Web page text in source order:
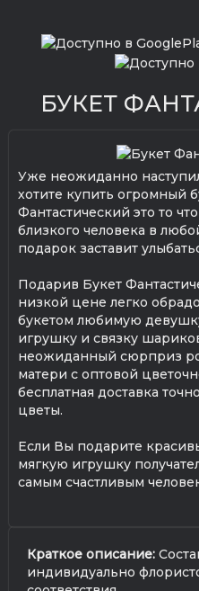
БУКЕТ
Уже неожиданно
хотите купить огромный
Фантастический это то
близкого человека в
подарок заставит
Подарив Букет
низкой цене легко
букетом любимую
игрушку и связку
неожиданный сюрприз
матери с оптовой
бесплатная доставка
цветы.
Если Вы подарите
мягкую игрушку
самым счастливым
Краткое описание:
индивидуально